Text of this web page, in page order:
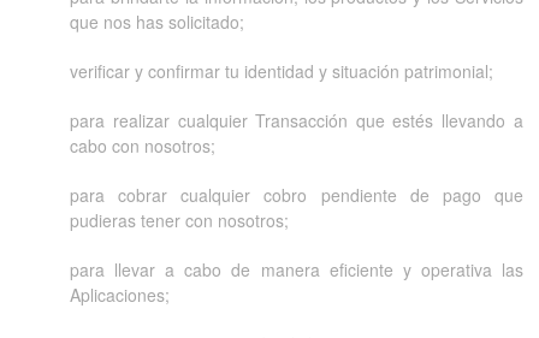
que nos has solicitado;
verificar y confirmar tu identidad y situación patrimonial;
para realizar cualquier Transacción que estés llevando a
cabo con nosotros;
para cobrar cualquier cobro pendiente de pago que
pudieras tener con nosotros;
para llevar a cabo de manera eficiente y operativa las
Aplicaciones;